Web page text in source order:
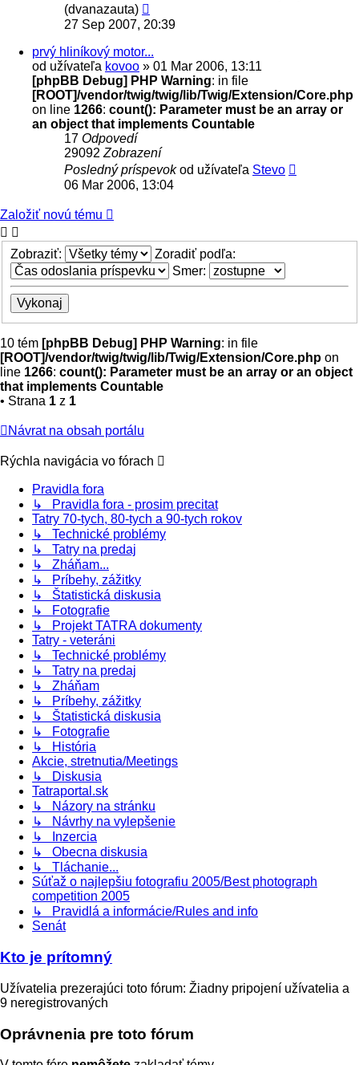
(dvanazauta)
27 Sep 2007, 20:39
prvý hliníkový motor...
od užívateľa kovoo » 01 Mar 2006, 13:11
[phpBB Debug] PHP Warning: in file
[ROOT]/vendor/twig/twig/lib/Twig/Extension/Core.php
on line 1266: count(): Parameter must be an array or
an object that implements Countable
17 Odpovedí
29092 Zobrazení
Posledný príspevokod užívateľa Stevo
06 Mar 2006, 13:04
Založiť novú tému
Zobraziť:
Zoradiť podľa:
Smer:
10 tém [phpBB Debug] PHP Warning: in file
[ROOT]/vendor/twig/twig/lib/Twig/Extension/Core.php on
line 1266: count(): Parameter must be an array or an object
that implements Countable
• Strana 1 z 1
Návrat na obsah portálu
Rýchla navigácia vo fórach
Pravidla fora
↳ Pravidla fora - prosim precitat
Tatry 70-tych, 80-tych a 90-tych rokov
↳ Technické problémy
↳ Tatry na predaj
↳ Zháňam...
↳ Príbehy, zážitky
↳ Štatistická diskusia
↳ Fotografie
↳ Projekt TATRA dokumenty
Tatry - veteráni
↳ Technické problémy
↳ Tatry na predaj
↳ Zháňam
↳ Príbehy, zážitky
↳ Štatistická diskusia
↳ Fotografie
↳ História
Akcie, stretnutia/Meetings
↳ Diskusia
Tatraportal.sk
↳ Názory na stránku
↳ Návrhy na vylepšenie
↳ Inzercia
↳ Obecna diskusia
↳ Tláchanie...
Súťaž o najlepšiu fotografiu 2005/Best photograph
competition 2005
↳ Pravidlá a informácie/Rules and info
Senát
Kto je prítomný
Užívatelia prezerajúci toto fórum: Žiadny pripojení užívatelia a
9 neregistrovaných
Oprávnenia pre toto fórum